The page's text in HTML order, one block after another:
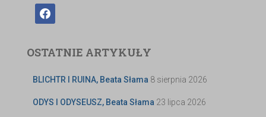
OSTATNIE ARTYKUŁY
BLICHTR I RUINA, Beata Słama 8 sierpnia 2026
ODYS I ODYSEUSZ, Beata Słama 23 lipca 2026